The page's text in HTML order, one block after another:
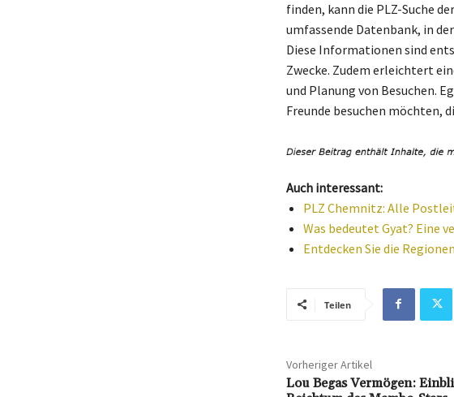
finden, kann die PLZ-Suche
umfassende Datenbank, in
Diese Informationen sind
Zwecke. Zudem erleichtert
und Planung von Besuchen.
Freunde besuchen möchten,
Auch interessant:
PLZ Chemnitz: Alle
Was bedeutet Gyat? Eine
Entdecken Sie die
Teilen
Vorheriger Artikel
Lou Begas Vermögen: